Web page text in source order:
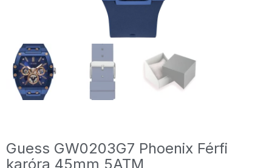
Guess GW0203G7 Phoenix Férfi
karóra 45mm 5ATM